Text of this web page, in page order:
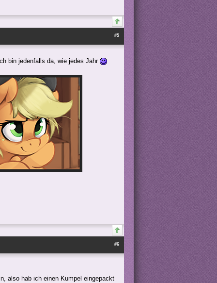
#5
bin jedenfalls da, wie jedes Jahr
#6
also hab ich einen Kumpel eingepackt